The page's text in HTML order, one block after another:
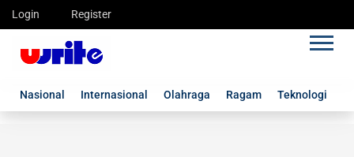
Login Register
Nasional Internasional Olahraga Ragam Teknologi